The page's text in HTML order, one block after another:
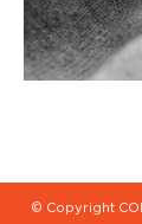
© Copyright